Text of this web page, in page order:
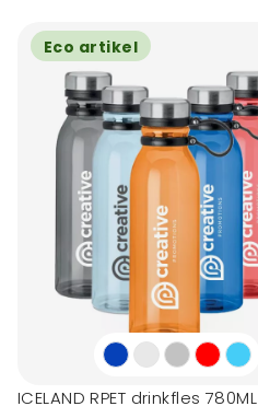
Eco artikel
ICELAND RPET drinkfles 780ML